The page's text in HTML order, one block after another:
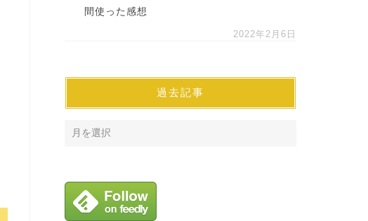
間使った感想
2022年2月6日
過去記事